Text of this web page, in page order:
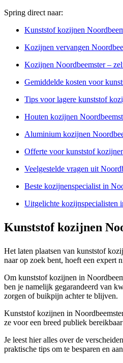
Spring direct naar:
Kunststof kozijnen
Kozijnen vervangen
Kozijnen Noordbeemster –
Gemiddelde kosten voor
Tips voor lagere kunststof
Houten kozijnen
Aluminium kozijnen
Offerte voor kunststof
Veelgestelde vragen uit
Beste kozijnenspecialist in
Uitgelichte kozijnspecialisten
Kunststof kozijnen
Het laten plaatsen van kunststof
naar op zoek bent, hoeft een expert
Om kunststof kozijnen in
ben je namelijk gegarandeerd van
zorgen of buikpijn achter te blijven.
Kunststof kozijnen in
ze voor een breed publiek
Je leest hier alles over de
praktische tips om te besparen en